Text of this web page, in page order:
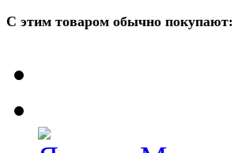
С этим товаром обычно покупают: